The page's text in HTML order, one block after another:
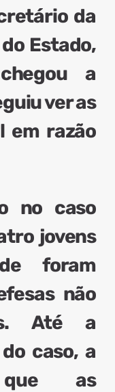
da
Estado,
a
ver as
em razão
no caso
jovens
foram
não
Até a
caso, a
as